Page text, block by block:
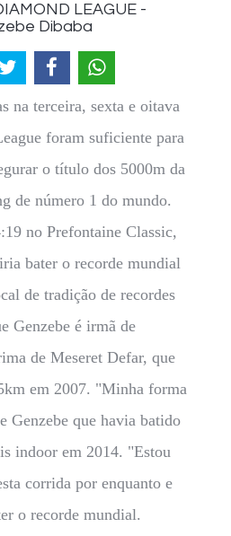
LEAGUE -
Dibaba
na terceira, sexta e oitava
foram suficiente para
o título dos 5000m da
de número 1 do mundo.
no Prefontaine Classic,
bater o recorde mundial
de tradição de recordes
Genzebe é irmã de
de Meseret Defar, que
em 2007. "Minha forma
Genzebe que havia batido
indoor em 2014. "Estou
corrida por enquanto e
o recorde mundial.